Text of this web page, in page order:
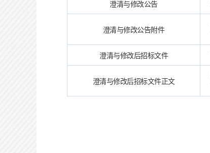
澄清与修改公告
澄清与修改公告附件
澄清与修改后招标文件
澄清与修改后招标文件正文